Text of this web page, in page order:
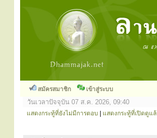
สมัครสมาชิก เข้าสู่ระบบ
วันเวลาปัจจุบัน 07 ส.ค. 2026, 09:40
แสดงกระทู้ที่ยังไม่มีการตอบ แสดงกระทู้ที่เปิดดูแล้